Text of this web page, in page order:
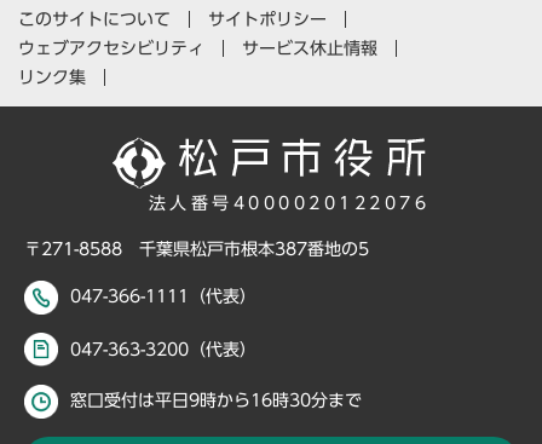
このサイトについて
サイトポリシー
ウェブアクセシビリティ
サービス休止情報
リンク集
法人番号4000020122076
〒271-8588 千葉県松戸市根本387番地の5
047-366-1111（代表）
047-363-3200（代表）
窓口受付は平日9時から16時30分まで